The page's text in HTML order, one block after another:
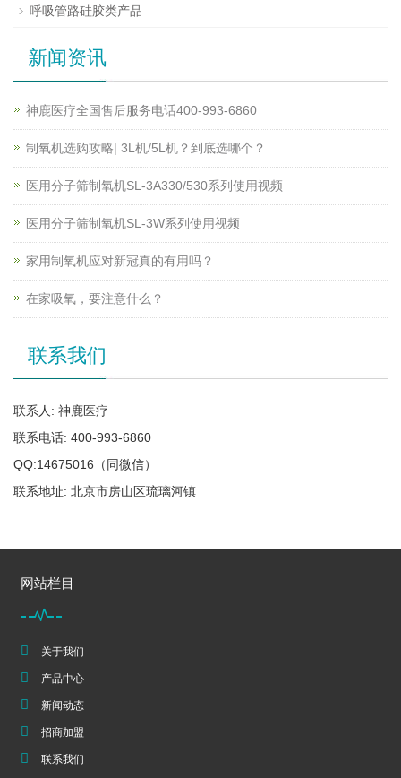
呼吸管路硅胶类产品
新闻资讯
神鹿医疗全国售后服务电话400-993-6860
制氧机选购攻略| 3L机/5L机？到底选哪个？
医用分子筛制氧机SL-3A330/530系列使用视频
医用分子筛制氧机SL-3W系列使用视频
家用制氧机应对新冠真的有用吗？
在家吸氧，要注意什么？
联系我们
联系人: 神鹿医疗
联系电话: 400-993-6860
QQ:14675016（同微信）
联系地址: 北京市房山区琉璃河镇
网站栏目
关于我们
产品中心
新闻动态
招商加盟
联系我们